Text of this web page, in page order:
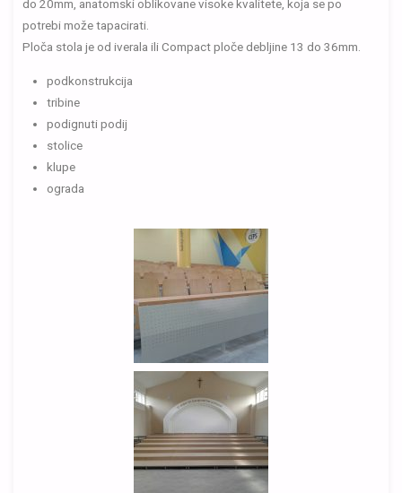
do 20mm, anatomski oblikovane visoke kvalitete, koja se po
potrebi može tapacirati.
Ploča stola je od iverala ili Compact ploče debljine 13 do 36mm.
podkonstrukcija
tribine
podignuti podij
stolice
klupe
ograda